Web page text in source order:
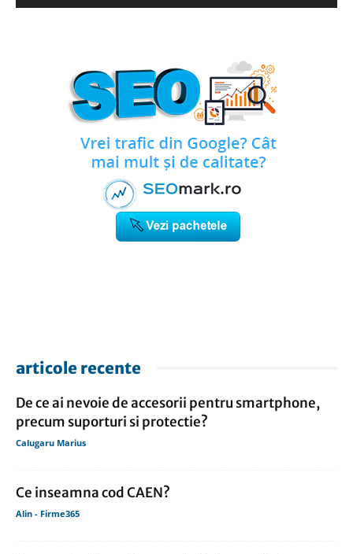
articole recente
De ce ai nevoie de accesorii pentru smartphone,
precum suporturi si protectie?
Calugaru Marius
Ce inseamna cod CAEN?
Alin - Firme365